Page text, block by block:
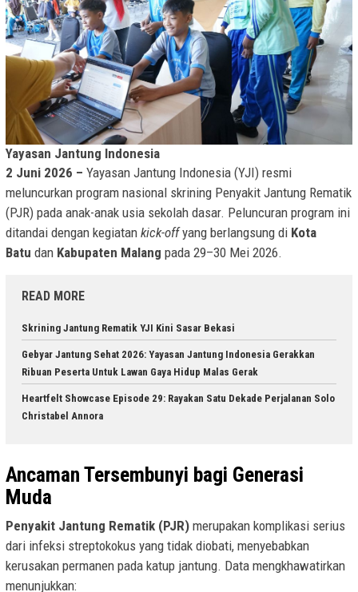
Yayasan Jantung Indonesia
2 Juni 2026 – Yayasan Jantung Indonesia (YJI) resmi
meluncurkan program nasional skrining Penyakit Jantung Rematik
(PJR) pada anak-anak usia sekolah dasar. Peluncuran program ini
ditandai dengan kegiatan kick-offyang berlangsung di Kota
Batu dan Kabupaten Malang pada 29–30 Mei 2026.
READ MORE
Skrining Jantung Rematik YJI Kini Sasar Bekasi
Gebyar Jantung Sehat 2026: Yayasan Jantung Indonesia Gerakkan
Ribuan Peserta Untuk Lawan Gaya Hidup Malas Gerak
Heartfelt Showcase Episode 29: Rayakan Satu Dekade Perjalanan Solo
Christabel Annora
Ancaman Tersembunyi bagi Generasi
Muda
Penyakit Jantung Rematik (PJR) merupakan komplikasi serius
dari infeksi streptokokus yang tidak diobati, menyebabkan
kerusakan permanen pada katup jantung. Data mengkhawatirkan
menunjukkan: